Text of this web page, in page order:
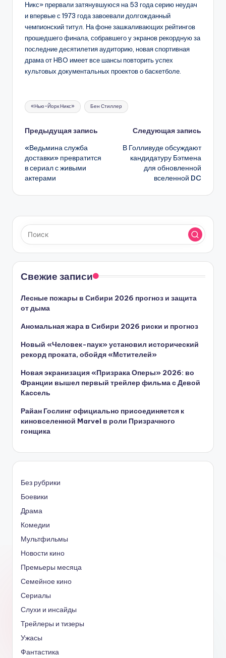
Никс» прервали затянувшуюся на 53 года серию неудач
и впервые с 1973 года завоевали долгожданный
чемпионский титул. На фоне зашкаливающих рейтингов
прошедшего финала, собравшего у экранов рекордную за
последние десятилетия аудиторию, новая спортивная
драма от HBO имеет все шансы повторить успех
культовых документальных проектов о баскетболе.
Метки:
«Нью-Йорк Никс» Бен Стиллер
Навигация
записи
Предыдущая запись
«Ведьмина служба
доставки» превратится
в сериал с живыми
актерами
Следующая запись
В Голливуде обсуждают
кандидатуру Бэтмена
для обновленной
вселенной DC
Свежие записи
Лесные пожары в Сибири 2026 прогноз и защита
от дыма
Аномальная жара в Сибири 2026 риски и прогноз
Новый «Человек-паук» установил исторический
рекорд проката, обойдя «Мстителей»
Новая экранизация «Призрака Оперы» 2026: во
Франции вышел первый трейлер фильма с Девой
Кассель
Райан Гослинг официально присоединяется к
киновселенной Marvel в роли Призрачного
гонщика
Без рубрики
Боевики
Драма
Комедии
Мультфильмы
Новости кино
Премьеры месяца
Семейное кино
Сериалы
Слухи и инсайды
Трейлеры и тизеры
Ужасы
Фантастика